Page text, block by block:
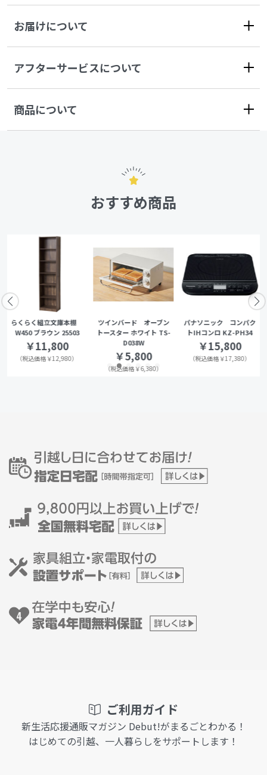
お届けについて
アフターサービスについて
商品について
おすすめ商品
らくらく組立文庫本棚
W450 ブラウン 25503
￥11,800
（税込価格￥12,980）
ツインバード オーブン
トースター ホワイト TS-
D038W
￥5,800
（税込価格￥6,380）
パナソニック コンパク
トIHコンロ KZ-PH34
￥15,800
（税込価格￥17,380）
ご利用ガイド
新生活応援通販マガジン Debut!がまるごとわかる！
はじめての引越、一人暮らしをサポートします！